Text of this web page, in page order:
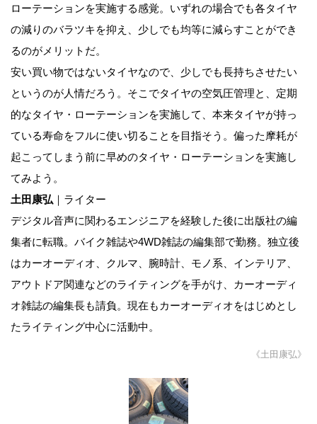
ローテーションを実施する感覚。いずれの場合でも各タイヤ
の減りのバラツキを抑え、少しでも均等に減らすことができ
るのがメリットだ。
安い買い物ではないタイヤなので、少しでも長持ちさせたい
というのが人情だろう。そこでタイヤの空気圧管理と、定期
的なタイヤ・ローテーションを実施して、本来タイヤが持っ
ている寿命をフルに使い切ることを目指そう。偏った摩耗が
起こってしまう前に早めのタイヤ・ローテーションを実施し
てみよう。
土田康弘 ｜ライター
デジタル音声に関わるエンジニアを経験した後に出版社の編
集者に転職。バイク雑誌や4WD雑誌の編集部で勤務。独立後
はカーオーディオ、クルマ、腕時計、モノ系、インテリア、
アウトドア関連などのライティングを手がけ、カーオーディ
オ雑誌の編集長も請負。現在もカーオーディオをはじめとし
たライティング中心に活動中。
《土田康弘》